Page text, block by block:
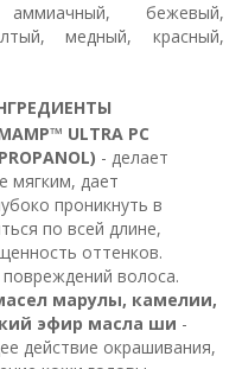
аммиачный, бежевый,
медный, красный,
ULTRA PC
- делает
мягким, дает
проникнуть в
по всей длине,
оттенков.
волоса.
марулы, камелии,
эфир масла ши -
действие окрашивания,